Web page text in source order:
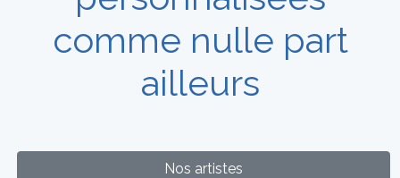
comme nulle part
ailleurs
Nos artistes